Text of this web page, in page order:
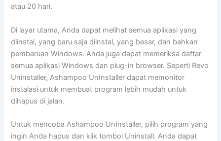
atau 20 hari.
Di layar utama, Anda dapat melihat semua aplikasi yang
diinstal, yang baru saja diinstal, yang besar, dan bahkan
pembaruan Windows. Anda juga dapat memeriksa daftar
semua aplikasi Windows dan plug-in browser. Seperti Revo
Uninstaller, Ashampoo UnInstaller dapat memonitor
instalasi untuk membuat program lebih mudah untuk
dihapus di jalan.
Untuk mencoba Ashampoo UnInstaller, pilih program yang
ingin Anda hapus dan klik tombol Uninstall. Anda dapat